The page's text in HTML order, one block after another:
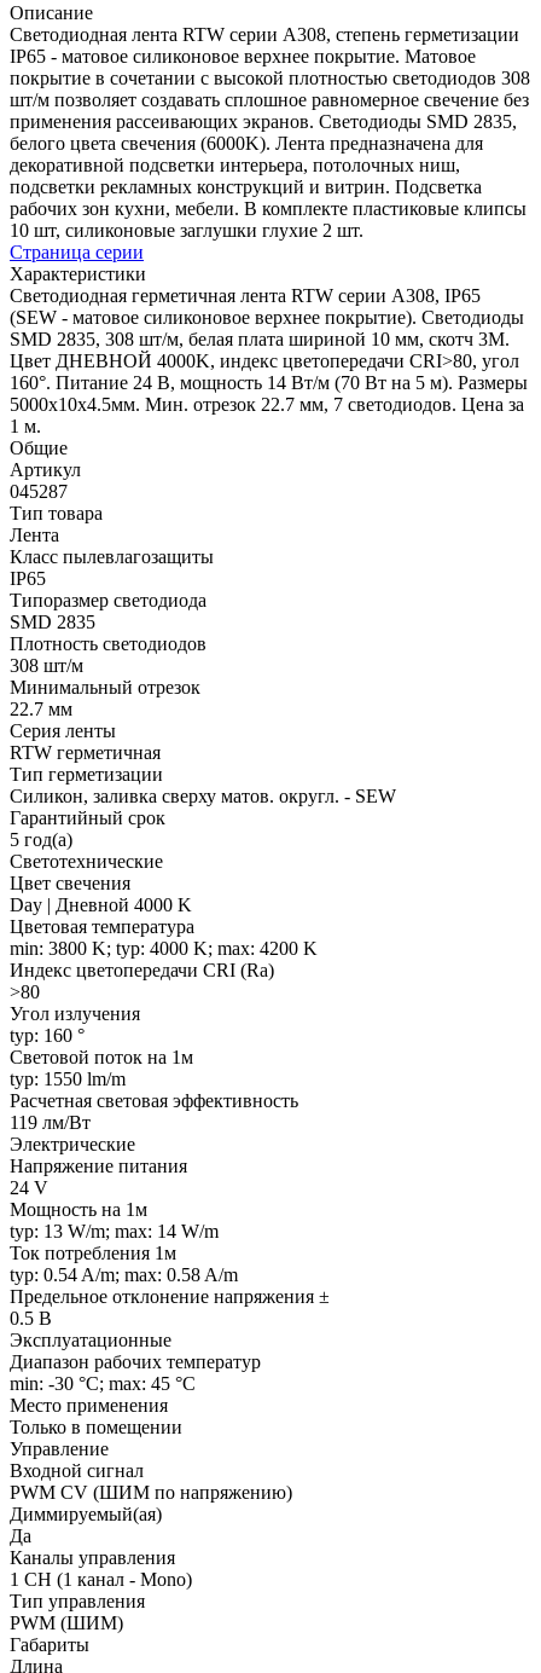
Описание
Светодиодная лента RTW серии A308, степень герметизации
IP65 - матовое силиконовое верхнее покрытие. Матовое
покрытие в сочетании с высокой плотностью светодиодов 308
шт/м позволяет создавать сплошное равномерное свечение без
применения рассеивающих экранов. Светодиоды SMD 2835,
белого цвета свечения (6000K). Лента предназначена для
декоративной подсветки интерьера, потолочных ниш,
подсветки рекламных конструкций и витрин. Подсветка
рабочих зон кухни, мебели. В комплекте пластиковые клипсы
10 шт, силиконовые заглушки глухие 2 шт.
Страница серии
Характеристики
Светодиодная герметичная лента RTW серии A308, IP65
(SEW - матовое силиконовое верхнее покрытие). Светодиоды
SMD 2835, 308 шт/м, белая плата шириной 10 мм, скотч 3M.
Цвет ДНЕВНОЙ 4000K, индекс цветопередачи CRI>80, угол
160°. Питание 24 В, мощность 14 Вт/м (70 Вт на 5 м). Размеры
5000x10x4.5мм. Мин. отрезок 22.7 мм, 7 светодиодов. Цена за
1 м.
Общие
Артикул
045287
Тип товара
Лента
Класс пылевлагозащиты
IP65
Типоразмер светодиода
SMD 2835
Плотность светодиодов
308 шт/м
Минимальный отрезок
22.7 мм
Серия ленты
RTW герметичная
Тип герметизации
Силикон, заливка сверху матов. округл. - SEW
Гарантийный срок
5 год(а)
Светотехнические
Цвет свечения
Day | Дневной 4000 K
Цветовая температура
min: 3800 K; typ: 4000 K; max: 4200 K
Индекс цветопередачи CRI (Ra)
>80
Угол излучения
typ: 160 °
Световой поток на 1м
typ: 1550 lm/m
Расчетная световая эффективность
119 лм/Вт
Электрические
Напряжение питания
24 V
Мощность на 1м
typ: 13 W/m; max: 14 W/m
Ток потребления 1м
typ: 0.54 A/m; max: 0.58 A/m
Предельное отклонение напряжения ±
0.5 В
Эксплуатационные
Диапазон рабочих температур
min: -30 °C; max: 45 °C
Место применения
Только в помещении
Управление
Входной сигнал
PWM СV (ШИМ по напряжению)
Диммируемый(ая)
Да
Каналы управления
1 CH (1 канал - Mono)
Тип управления
PWM (ШИМ)
Габариты
Длина